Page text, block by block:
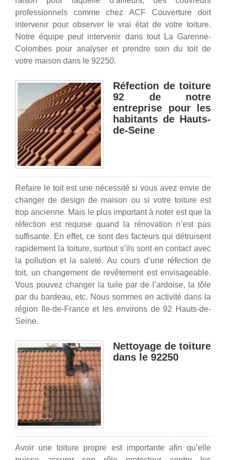
professionnels comme chez ACF Couverture doit
intervenir pour observer le vrai état de votre toiture.
Notre équipe peut intervenir dans tout La Garenne-
Colombes pour analyser et prendre soin du toit de
votre maison dans le 92250.
Réfection de toiture
92 de notre
entreprise pour les
habitants de Hauts-
de-Seine
Refaire le toit est une nécessité si vous avez envie de
changer de design de maison ou si votre toiture est
trop ancienne. Mais le plus important à noter est que la
réfection est requise quand la rénovation n’est pas
suffisante. En effet, ce sont des facteurs qui détruisent
rapidement la toiture, surtout s’ils sont en contact avec
la pollution et la saleté. Au cours d’une réfection de
toit, un changement de revêtement est envisageable.
Vous pouvez changer la tuile par de l’ardoise, la tôle
par du bardeau, etc. Nous sommes en activité dans la
région Ile-de-France et les environs de 92 Hauts-de-
Seine.
Nettoyage de toiture
dans le 92250
Avoir une toiture propre est importante afin qu’elle